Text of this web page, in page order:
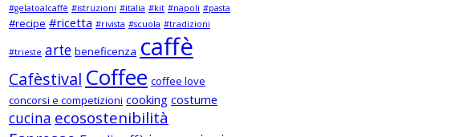
#gelatoalcaffè #istruzioni #italia #kit #napoli #pasta
#recipe #ricetta #rivista #scuola #tradizioni
#trieste arte beneficenza caffè
Cafèstival Coffee coffee love
concorsi e competizioni cooking costume
cucina ecosostenibilità